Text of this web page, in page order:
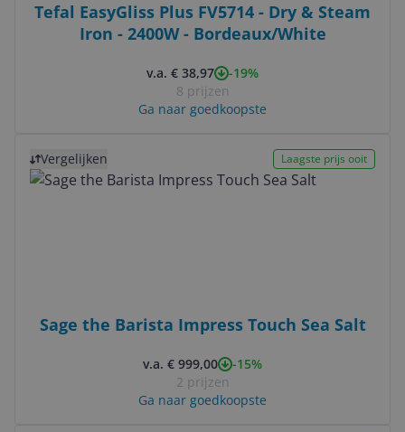
Tefal EasyGliss Plus FV5714 - Dry & Steam
Iron - 2400W - Bordeaux/White
v.a. € 38,97
-19%
8 prijzen
Ga naar goedkoopste
Vergelijken Laagste prijs ooit
Sage the Barista Impress Touch Sea Salt
v.a. € 999,00
-15%
2 prijzen
Ga naar goedkoopste